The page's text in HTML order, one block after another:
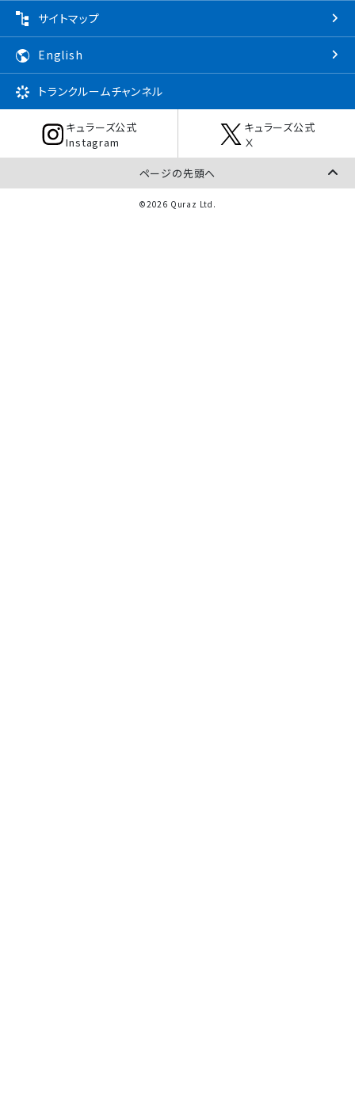
サイトマップ
English
トランクルームチャンネル
キュラーズ公式
Instagram
キュラーズ公式
Ⅹ
ページの先頭へ
©2026 Quraz Ltd.